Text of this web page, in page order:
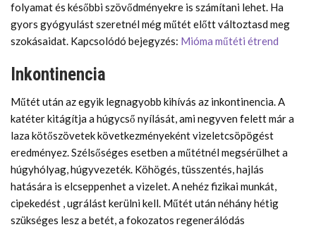
folyamat és későbbi szövődményekre is számítani lehet. Ha
gyors gyógyulást szeretnél még műtét előtt változtasd meg
szokásaidat. Kapcsolódó bejegyzés: Mióma műtéti étrend
Inkontinencia
Műtét után az egyik legnagyobb kihívás az inkontinencia. A
katéter kitágítja a húgycső nyílását, ami negyven felett már a
laza kötőszövetek következményeként vizeletcsöpögést
eredményez. Szélsőséges esetben a műtétnél megsérülhet a
húgyhólyag, húgyvezeték. Köhögés, tüsszentés, hajlás
hatására is elcseppenhet a vizelet. A nehéz fizikai munkát,
cipekedést , ugrálást kerülni kell. Műtét után néhány hétig
szükséges lesz a betét, a fokozatos regenerálódás